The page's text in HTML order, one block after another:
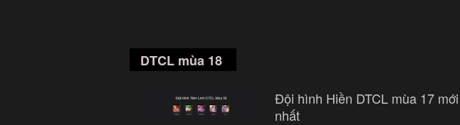
DTCL mùa 18
Đội hình Hiền DTCL mùa 17 mới
nhất